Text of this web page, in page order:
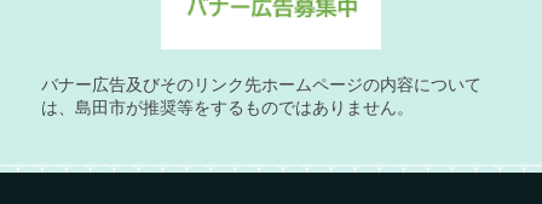
バナー広告及びそのリンク先ホームページの内容について
は、島田市が推奨等をするものではありません。